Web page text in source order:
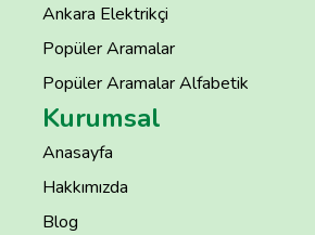
Ankara Elektrikçi
Popüler Aramalar
Popüler Aramalar Alfabetik
Kurumsal
Anasayfa
Hakkımızda
Blog